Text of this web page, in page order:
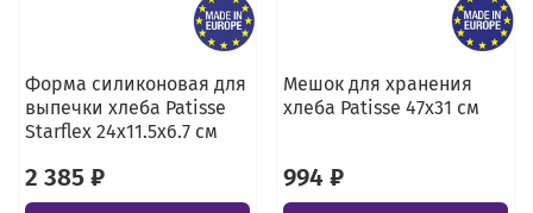
Форма силиконовая для
выпечки хлеба Patisse
Starflex 24х11.5х6.7 см
2 385 ₽
Мешок для хранения
хлеба Patisse 47х31 см
994 ₽